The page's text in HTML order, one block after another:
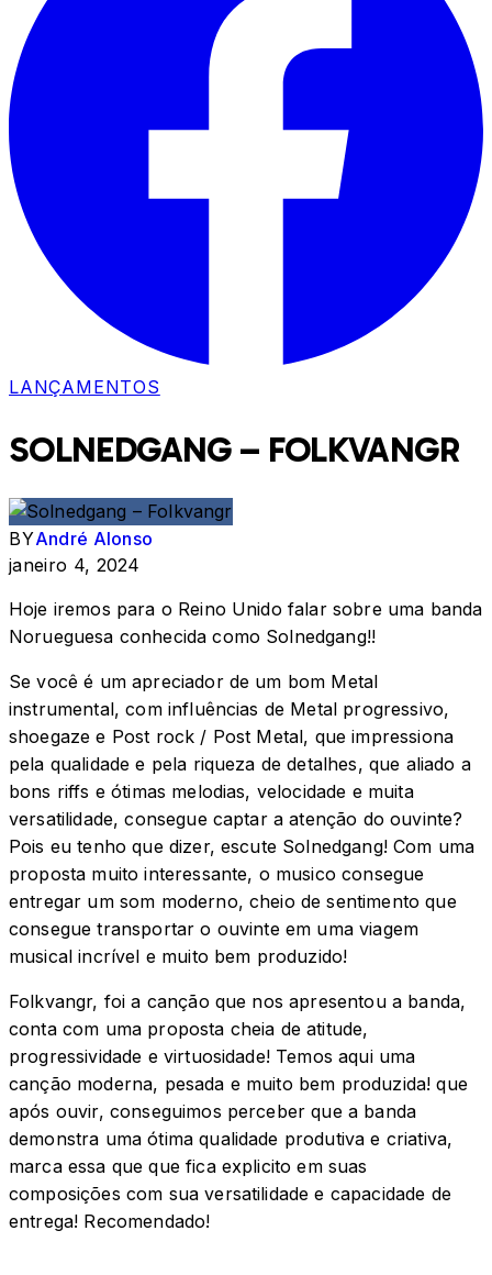
LANÇAMENTOS
SOLNEDGANG – FOLKVANGR
BYAndré Alonso
janeiro 4, 2024
Hoje iremos para o Reino Unido falar sobre uma banda
Norueguesa conhecida como Solnedgang!!
Se você é um apreciador de um bom Metal
instrumental, com influências de Metal progressivo,
shoegaze e Post rock / Post Metal, que impressiona
pela qualidade e pela riqueza de detalhes, que aliado a
bons riffs e ótimas melodias, velocidade e muita
versatilidade, consegue captar a atenção do ouvinte?
Pois eu tenho que dizer, escute Solnedgang! Com uma
proposta muito interessante, o musico consegue
entregar um som moderno, cheio de sentimento que
consegue transportar o ouvinte em uma viagem
musical incrível e muito bem produzido!
Folkvangr, foi a canção que nos apresentou a banda,
conta com uma proposta cheia de atitude,
progressividade e virtuosidade! Temos aqui uma
canção moderna, pesada e muito bem produzida! que
após ouvir, conseguimos perceber que a banda
demonstra uma ótima qualidade produtiva e criativa,
marca essa que que fica explicito em suas
composições com sua versatilidade e capacidade de
entrega! Recomendado!